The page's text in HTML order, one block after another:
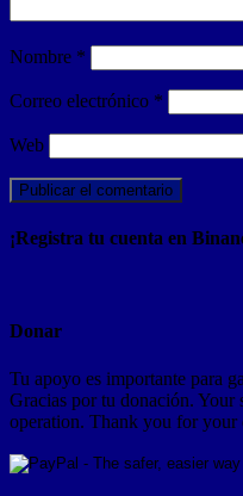
Nombre *
Correo electrónico *
Web
¡Registra tu cuenta en
Donar
Tu apoyo es importante para
Gracias por tu donación. Your
operation. Thank you for your